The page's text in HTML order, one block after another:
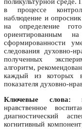
поликультурной среде.
в процессе
наблюдение и
на определение
ориентированным
сформированности
следования духовно-
полученных
алгоритм,
каждый из которых
показателя духовно-
Ключевые слова:
нравственное
диагностический
когнитивный